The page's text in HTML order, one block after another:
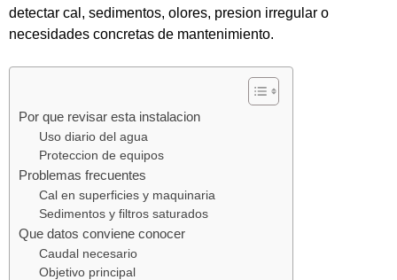
detectar cal, sedimentos, olores, presion irregular o
necesidades concretas de mantenimiento.
Por que revisar esta instalacion
Uso diario del agua
Proteccion de equipos
Problemas frecuentes
Cal en superficies y maquinaria
Sedimentos y filtros saturados
Que datos conviene conocer
Caudal necesario
Objetivo principal